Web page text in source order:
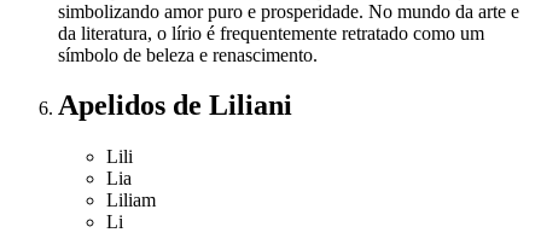
simbolizando amor puro e prosperidade. No mundo da arte e
da literatura, o lírio é frequentemente retratado como um
símbolo de beleza e renascimento.
Apelidos de Liliani
Lili
Lia
Liliam
Li